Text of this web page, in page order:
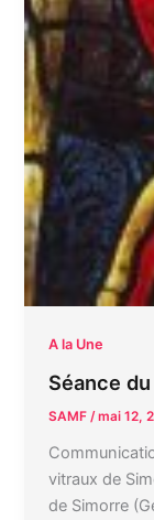
A la Une
Séance
SAMF/mai 12,
vitraux de
de Simorre